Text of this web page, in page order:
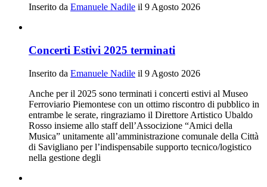
Inserito da Emanuele Nadile il 9 Agosto 2026
Concerti Estivi 2025 terminati
Inserito da Emanuele Nadile il 9 Agosto 2026
Anche per il 2025 sono terminati i concerti estivi al Museo
Ferroviario Piemontese con un ottimo riscontro di pubblico in
entrambe le serate, ringraziamo il Direttore Artistico Ubaldo
Rosso insieme allo staff dell’Associzione “Amici della
Musica” unitamente all’amministrazione comunale della Città
di Savigliano per l’indispensabile supporto tecnico/logistico
nella gestione degli